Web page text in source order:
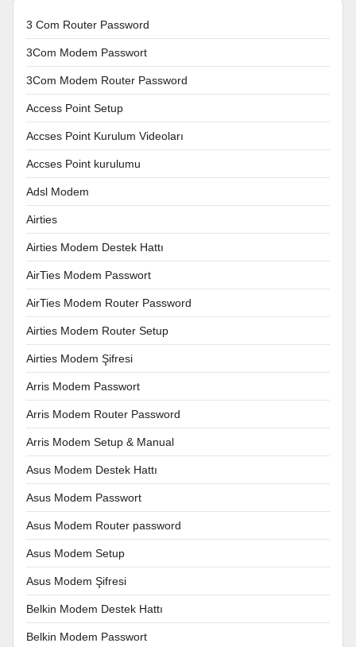
3 Com Router Password
3Com Modem Passwort
3Com Modem Router Password
Access Point Setup
Accses Point Kurulum Videoları
Accses Point kurulumu
Adsl Modem
Airties
Airties Modem Destek Hattı
AirTies Modem Passwort
AirTies Modem Router Password
Airties Modem Router Setup
Airties Modem Şifresi
Arris Modem Passwort
Arris Modem Router Password
Arris Modem Setup & Manual
Asus Modem Destek Hattı
Asus Modem Passwort
Asus Modem Router password
Asus Modem Setup
Asus Modem Şifresi
Belkin Modem Destek Hattı
Belkin Modem Passwort